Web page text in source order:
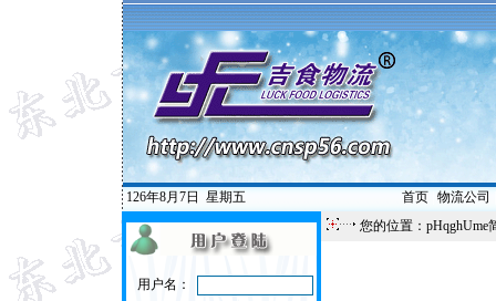
126年8月7日 星期五 首页| 物流公司
用户名：
您的位置：pHqghUme